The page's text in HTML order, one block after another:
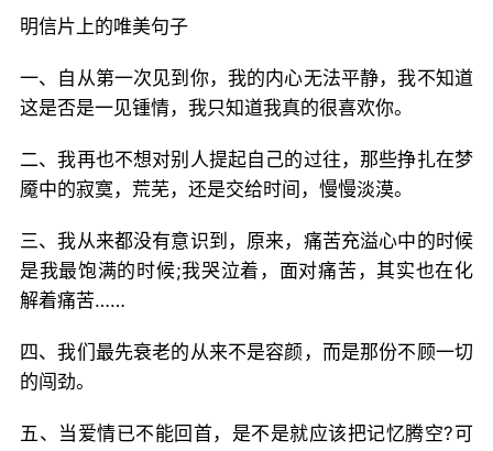
明信片上的唯美句子
一、自从第一次见到你，我的内心无法平静，我不知道
这是否是一见锺情，我只知道我真的很喜欢你。
二、我再也不想对别人提起自己的过往，那些挣扎在梦
魇中的寂寞，荒芜，还是交给时间，慢慢淡漠。
三、我从来都没有意识到，原来，痛苦充溢心中的时候
是我最饱满的时候;我哭泣着，面对痛苦，其实也在化
解着痛苦……
四、我们最先衰老的从来不是容颜，而是那份不顾一切
的闯劲。
五、当爱情已不能回首，是不是就应该把记忆腾空?可